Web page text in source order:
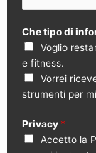
Che tipo di
Voglio
e fitness.
Vorrei
strumenti per
Privacy *
Accetto la